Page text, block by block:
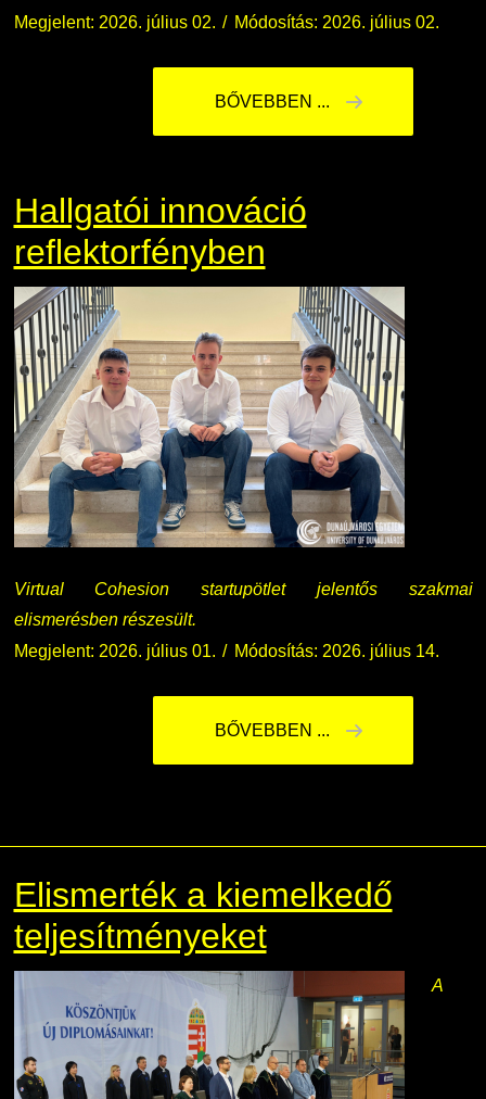
Megjelent: 2026. július 02. Módosítás: 2026. július 02.
BŐVEBBEN ...
Hallgatói innováció
reflektorfényben
Virtual Cohesion startupötlet jelentős szakmai
elismerésben részesült.
Megjelent: 2026. július 01.
Módosítás: 2026. július 14.
BŐVEBBEN ...
Elismerték a kiemelkedő
teljesítményeket
A